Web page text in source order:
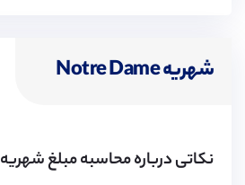
شهریه Notre Dame
نکاتی درباره محاسبه مبلغ شهریه